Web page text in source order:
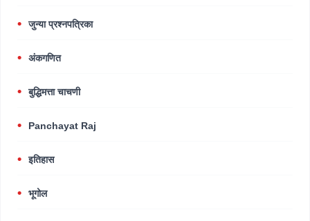
जुन्या प्रश्नपत्रिका
अंकगणित
बुद्धिमत्ता चाचणी
Panchayat Raj
इतिहास
भूगोल